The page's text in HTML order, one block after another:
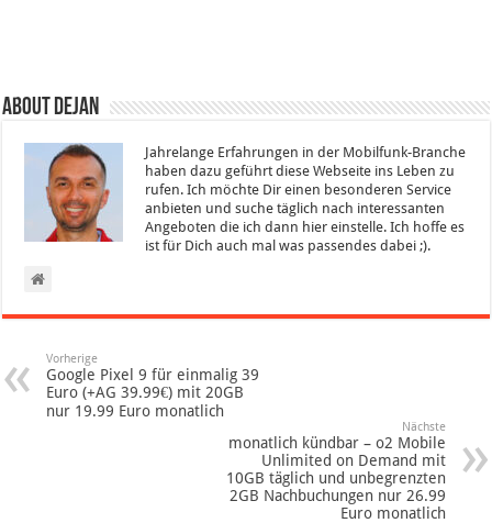
About Dejan
Jahrelange Erfahrungen in der Mobilfunk-Branche
haben dazu geführt diese Webseite ins Leben zu
rufen. Ich möchte Dir einen besonderen Service
anbieten und suche täglich nach interessanten
Angeboten die ich dann hier einstelle. Ich hoffe es
ist für Dich auch mal was passendes dabei ;).
Vorherige
Google Pixel 9 für einmalig 39
Euro (+AG 39.99€) mit 20GB
nur 19.99 Euro monatlich
Nächste
monatlich kündbar – o2 Mobile
Unlimited on Demand mit
10GB täglich und unbegrenzten
2GB Nachbuchungen nur 26.99
Euro monatlich